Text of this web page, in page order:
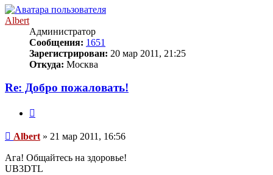
началу
Albert
Администратор
Сообщения: 1651
Зарегистрирован: 20 мар 2011, 21:25
Откуда: Москва
Re: Добро пожаловать!
Сообщение
Albert » 21 мар 2011, 16:56
Ага! Общайтесь на здоровье!
UB3DTL